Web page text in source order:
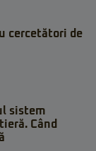
cercetători de
sistem
Când